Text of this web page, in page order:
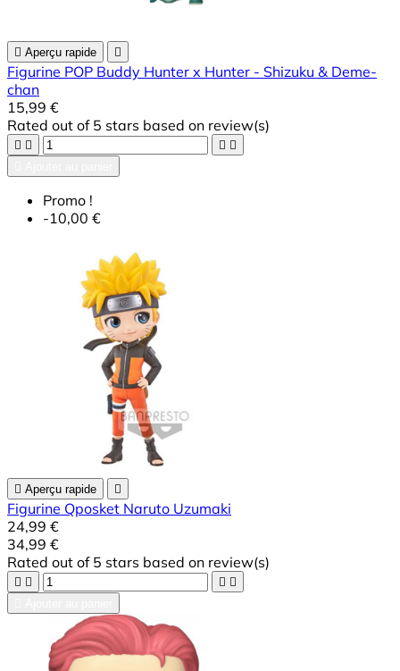
 Aperçu rapide 
Figurine POP Buddy Hunter x Hunter - Shizuku & Deme-
chan
15,99 €
Rated out of 5 stars based on review(s)
   
Promo !
-10,00 €
 Aperçu rapide 
Figurine Qposket Naruto Uzumaki
24,99 €
34,99 €
Rated out of 5 stars based on review(s)
   